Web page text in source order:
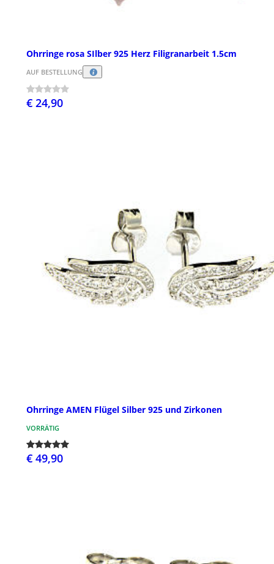
Ohrringe rosa SIlber 925 Herz Filigranarbeit 1.5cm
AUF BESTELLUNG
€ 24,90
Ohrringe AMEN Flügel Silber 925 und Zirkonen
VORRÄTIG
€ 49,90